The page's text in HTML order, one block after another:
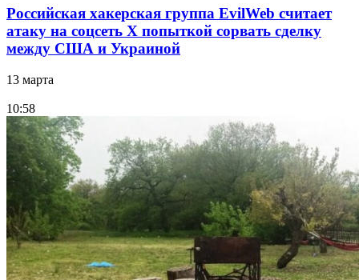
Российская хакерская группа EvilWeb считает
атаку на соцсеть Х попыткой сорвать сделку
между США и Украиной
13 марта
10:58